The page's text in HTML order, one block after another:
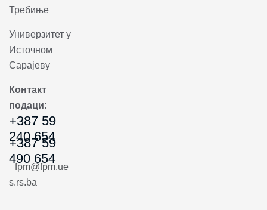
Требиње
Универзитет у
Источном
Сарајеву
Контакт
подаци:
+387 59
240 654
+387 59
490 654
fpm@fpm.ue
s.rs.ba